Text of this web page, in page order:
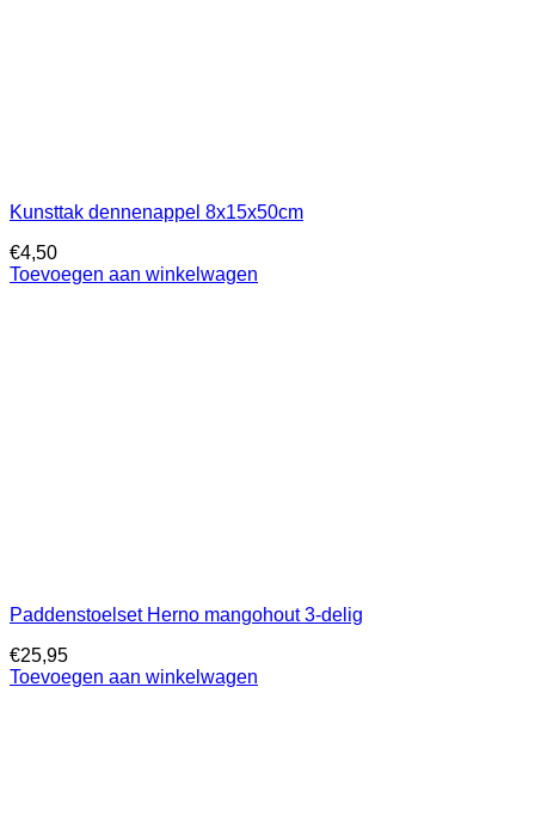
Kunsttak dennenappel 8x15x50cm
€4,50
Toevoegen aan winkelwagen
Paddenstoelset Herno mangohout 3-delig
€25,95
Toevoegen aan winkelwagen